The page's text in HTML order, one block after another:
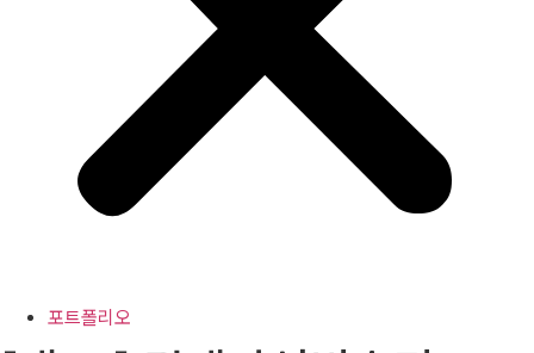
포트폴리오